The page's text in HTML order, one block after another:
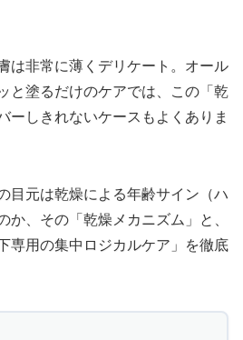
は非常に薄くデリケート。オール
と塗るだけのケアでは、この「乾
ーしきれないケースもよくありま
目元は乾燥による年齢サイン（ハ
か、その「乾燥メカニズム」と、
専用の集中ロジカルケア」を徹底